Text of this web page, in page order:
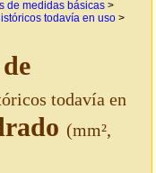
de medidas básicas >
todavía en uso >
todavía en
(mm²,